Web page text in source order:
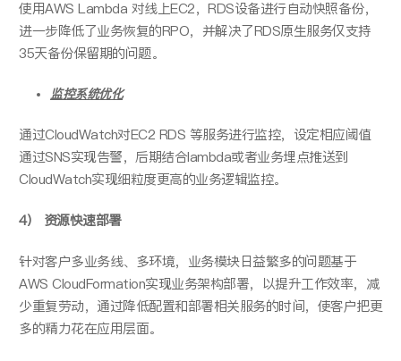
使用AWS Lambda 对线上EC2，RDS设备进行自动快照备份，
进一步降低了业务恢复的RPO，并解决了RDS原生服务仅支持
35天备份保留期的问题。
监控系统优化
通过CloudWatch对EC2 RDS 等服务进行监控，设定相应阈值
通过SNS实现告警，后期结合lambda或者业务埋点推送到
CloudWatch实现细粒度更高的业务逻辑监控。
4） 资源快速部署
针对客户多业务线、多环境，业务模块日益繁多的问题基于
AWS CloudFormation实现业务架构部署，以提升工作效率，减
少重复劳动，通过降低配置和部署相关服务的时间，使客户把更
多的精力花在应用层面。